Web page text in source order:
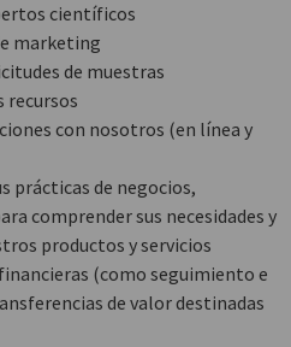
científicos
marketing
de muestras
recursos
con nosotros (en línea y
prácticas de negocios,
comprender sus necesidades y
productos y servicios
(como seguimiento e
de valor destinadas